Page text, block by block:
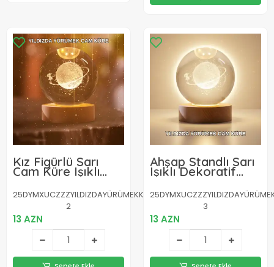
Kız Figürlü Sarı
Cam Küre Işıklı
Büyük Boy Ahşap
Standlı Dekor
25DYMXUCZZZYILDIZDAYÜRÜMEKKÜRE-
2
13 AZN
Ahşap Standlı Sarı
Işıklı Dekoratif
Küre Kız Figürü
Tasarım
3
13 AZN